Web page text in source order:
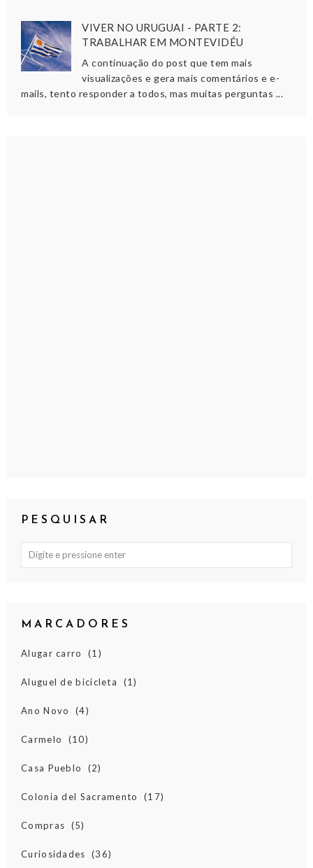
VIVER NO URUGUAI - PARTE 2:
TRABALHAR EM MONTEVIDÉU
A continuação do post que tem mais
visualizações e gera mais comentários e e-
mails, tento responder a todos, mas muitas perguntas ...
PESQUISAR
MARCADORES
Alugar carro (1)
Aluguel de bicicleta (1)
Ano Novo (4)
Carmelo (10)
Casa Pueblo (2)
Colonia del Sacramento (17)
Compras (5)
Curiosidades (36)